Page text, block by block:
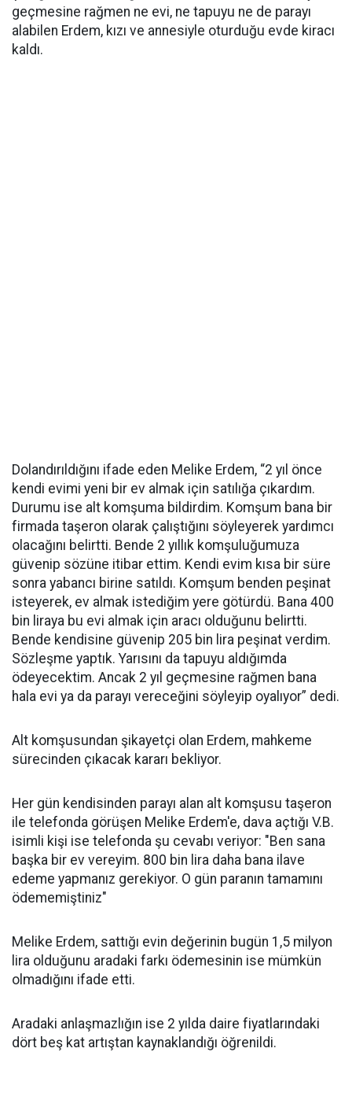
geçmesine rağmen ne evi, ne tapuyu ne de parayı
alabilen Erdem, kızı ve annesiyle oturduğu evde kiracı
kaldı.
Dolandırıldığını ifade eden Melike Erdem, “2 yıl önce
kendi evimi yeni bir ev almak için satılığa çıkardım.
Durumu ise alt komşuma bildirdim. Komşum bana bir
firmada taşeron olarak çalıştığını söyleyerek yardımcı
olacağını belirtti. Bende 2 yıllık komşuluğumuza
güvenip sözüne itibar ettim. Kendi evim kısa bir süre
sonra yabancı birine satıldı. Komşum benden peşinat
isteyerek, ev almak istediğim yere götürdü. Bana 400
bin liraya bu evi almak için aracı olduğunu belirtti.
Bende kendisine güvenip 205 bin lira peşinat verdim.
Sözleşme yaptık. Yarısını da tapuyu aldığımda
ödeyecektim. Ancak 2 yıl geçmesine rağmen bana
hala evi ya da parayı vereceğini söyleyip oyalıyor” dedi.
Alt komşusundan şikayetçi olan Erdem, mahkeme
sürecinden çıkacak kararı bekliyor.
Her gün kendisinden parayı alan alt komşusu taşeron
ile telefonda görüşen Melike Erdem'e, dava açtığı V.B.
isimli kişi ise telefonda şu cevabı veriyor: "Ben sana
başka bir ev vereyim. 800 bin lira daha bana ilave
edeme yapmanız gerekiyor. O gün paranın tamamını
ödememiştiniz"
Melike Erdem, sattığı evin değerinin bugün 1,5 milyon
lira olduğunu aradaki farkı ödemesinin ise mümkün
olmadığını ifade etti.
Aradaki anlaşmazlığın ise 2 yılda daire fiyatlarındaki
dört beş kat artıştan kaynaklandığı öğrenildi.